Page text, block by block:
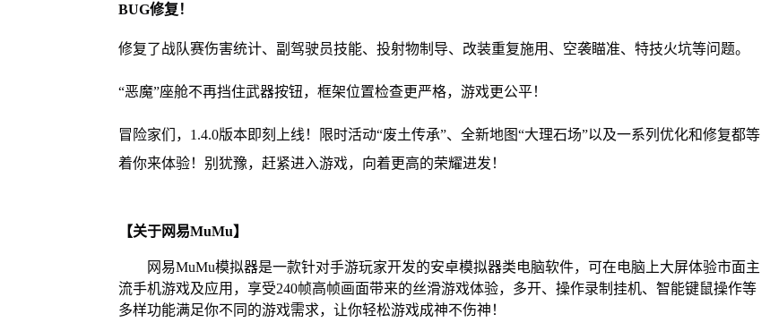
BUG修复！
修复了战队赛伤害统计、副驾驶员技能、投射物制导、改装重复施用、空袭瞄准、特技火坑等问题。
“恶魔”座舱不再挡住武器按钮，框架位置检查更严格，游戏更公平！
冒险家们，1.4.0版本即刻上线！限时活动“废土传承”、全新地图“大理石场”以及一系列优化和修复都等
着你来体验！别犹豫，赶紧进入游戏，向着更高的荣耀进发！
【关于网易MuMu】
网易MuMu模拟器是一款针对手游玩家开发的安卓模拟器类电脑软件，可在电脑上大屏体验市面主
流手机游戏及应用，享受240帧高帧画面带来的丝滑游戏体验，多开、操作录制挂机、智能键鼠操作等
多样功能满足你不同的游戏需求，让你轻松游戏成神不伤神！